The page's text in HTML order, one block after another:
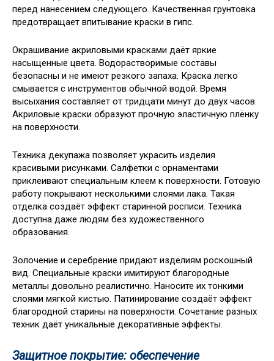
перед нанесением следующего. Качественная грунтовка
предотвращает впитывание краски в гипс.
Окрашивание акриловыми красками даёт яркие
насыщенные цвета. Водорастворимые составы
безопасны и не имеют резкого запаха. Краска легко
смывается с инструментов обычной водой. Время
высыхания составляет от тридцати минут до двух часов.
Акриловые краски образуют прочную эластичную плёнку
на поверхности.
Техника декупажа позволяет украсить изделия
красивыми рисунками. Салфетки с орнаментами
приклеивают специальным клеем к поверхности. Готовую
работу покрывают несколькими слоями лака. Такая
отделка создаёт эффект старинной росписи. Техника
доступна даже людям без художественного
образования.
Золочение и серебрение придают изделиям роскошный
вид. Специальные краски имитируют благородные
металлы довольно реалистично. Наносите их тонкими
слоями мягкой кистью. Патинирование создаёт эффект
благородной старины на поверхности. Сочетание разных
техник даёт уникальные декоративные эффекты.
Защитное покрытие: обеспечение